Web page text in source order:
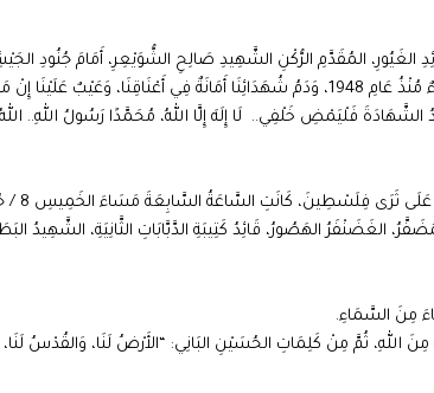
الغَيُورِ، المُقَدَّمِ الرُّكْنِ الشَّهِيدِ صَالِحِ الشُّوَيْعِرِ، أَمَامَ جُنُودِ
بِقَوْلِهِ: “العَدُوُّ أَمَامَنَا، وَثَأْرُنَا مَخْبُوءٌ مُنْذُ عَامِ 1948، وَدَمُ شُهَدَائِنَا
فَلْيَمْضِ خَلْفِي.. لَا إِلَهَ إِلَّا اللهُ، مُحَمَّدًا رَسُولُ اللهِ.. اللهُ
الغَضَنْفَرُ الهَصُورُ، قَائِدُ كَتِيبَةِ الدَّبَّابَاتِ الثَّانِيَةِ، الشَّهِيدُ البَطَلُ
مِنَ السَّمَاءِ.
ثُمَّ مِنْ كَلِمَاتِ الحُسَيْنِ البَانِي: “الأَرْضُ لَنَا، وَالقُدْسُ